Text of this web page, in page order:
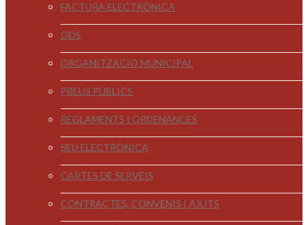
FACTURA ELECTRÒNICA
ODS
ORGANITZACIÓ MUNICIPAL
PREUS PÚBLICS
REGLAMENTS I ORDENANCES
SEU ELECTRÒNICA
CARTES DE SERVEIS
CONTRACTES, CONVENIS I AJUTS